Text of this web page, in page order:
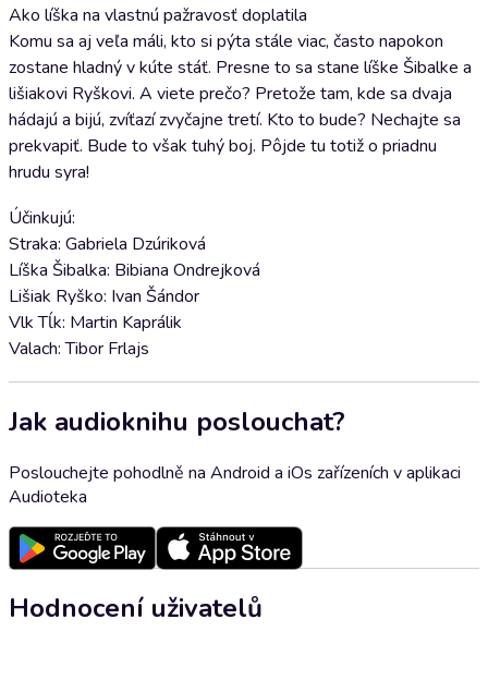
Ako líška na vlastnú pažravosť doplatila
Komu sa aj veľa máli, kto si pýta stále viac, často napokon
zostane hladný v kúte stáť. Presne to sa stane líške Šibalke a
lišiakovi Ryškovi. A viete prečo? Pretože tam, kde sa dvaja
hádajú a bijú, zvíťazí zvyčajne tretí. Kto to bude? Nechajte sa
prekvapiť. Bude to však tuhý boj. Pôjde tu totiž o priadnu
hrudu syra!
Účinkujú:
Straka: Gabriela Dzúriková
Líška Šibalka: Bibiana Ondrejková
Lišiak Ryško: Ivan Šándor
Vlk Tĺk: Martin Kaprálik
Valach: Tibor Frlajs
Jak audioknihu poslouchat?
Poslouchejte pohodlně na Android a iOs zařízeních v aplikaci
Audioteka
Hodnocení uživatelů